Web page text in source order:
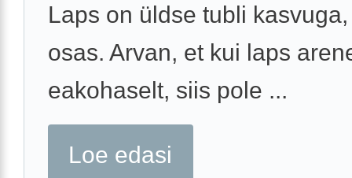
Laps on üldse tubli
osas. Arvan, et kui laps
eakohaselt, siis pole ...
Loe edasi